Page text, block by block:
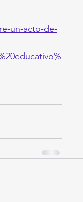
un-acto-de-